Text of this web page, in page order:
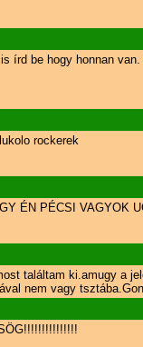
írd be hogy honnan
rockerek
ÉN PÉCSI VAGYOK
találtam ki.amugy a
nem vagy